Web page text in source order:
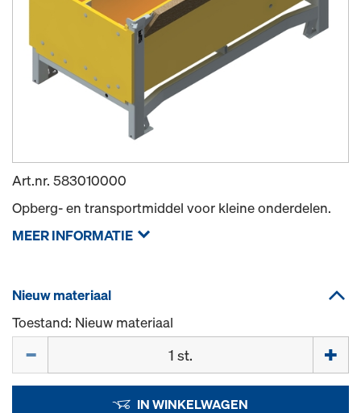
Art.nr. 583010000
Opberg- en transportmiddel voor kleine onderdelen.
MEER INFORMATIE
Nieuw materiaal
Toestand: Nieuw materiaal
IN WINKELWAGEN